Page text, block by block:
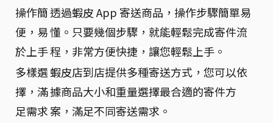
操作簡
便，易
於上手
透過蝦皮 App 寄送商品，操作步驟簡單易
懂。只要幾個步驟，就能輕鬆完成寄件流
程，非常方便快捷，讓您輕鬆上手。
多樣選
擇，滿
足需求
蝦皮店到店提供多種寄送方式，您可以依
據商品大小和重量選擇最合適的寄件方
案，滿足不同寄送需求。